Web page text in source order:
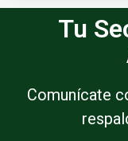
Tu
Comunícate